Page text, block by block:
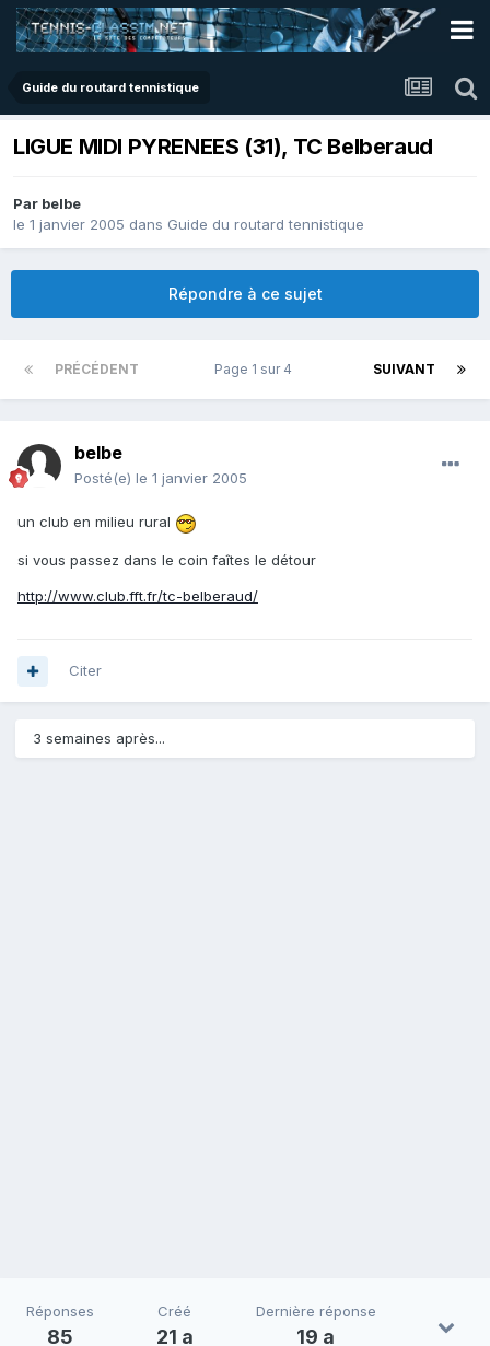
Guide du routard tennistique
LIGUE MIDI PYRENEES (31), TC Belberaud
Par belbe
le 1 janvier 2005 dans Guide du routard tennistique
Répondre à ce sujet
PRÉCÉDENT SUIVANT
Page 1 sur 4
belbe
Posté(e) le 1 janvier 2005
un club en milieu rural
si vous passez dans le coin faîtes le détour
http://www.club.fft.fr/tc-belberaud/
Citer
3 semaines après...
Réponses
85
Créé
21 a
Dernière réponse
19 a